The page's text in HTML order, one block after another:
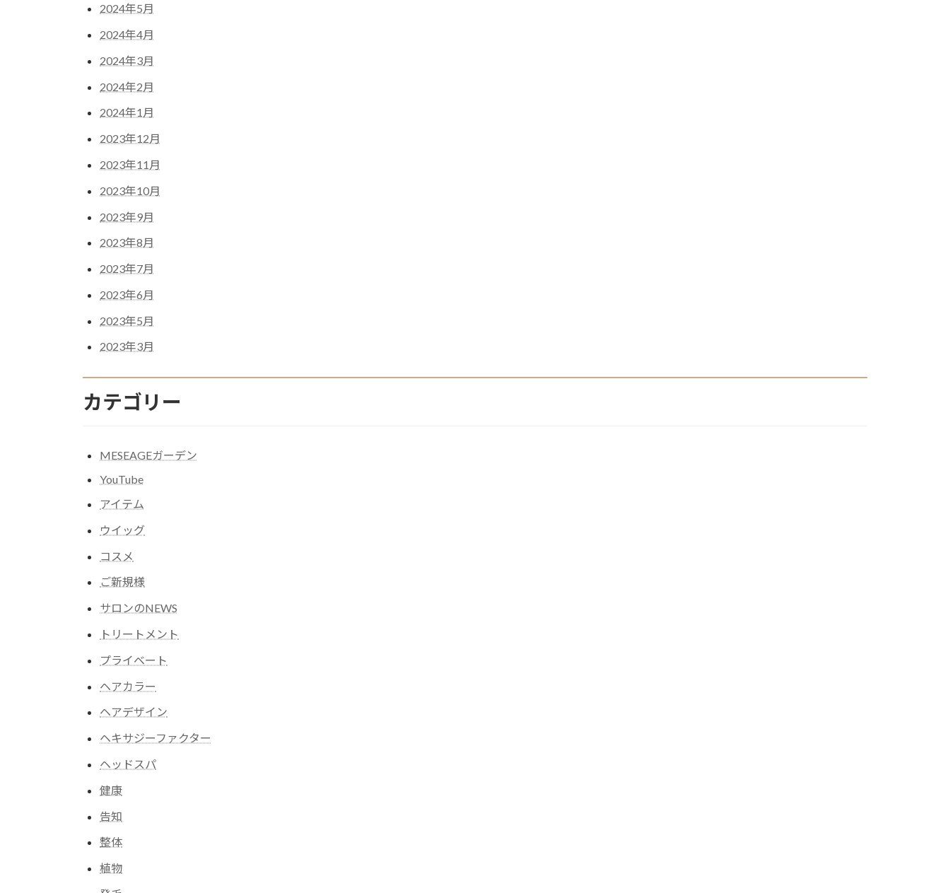
2024年5月
2024年4月
2024年3月
2024年2月
2024年1月
2023年12月
2023年11月
2023年10月
2023年9月
2023年8月
2023年7月
2023年6月
2023年5月
2023年3月
カテゴリー
MESEAGEガーデン
YouTube
アイテム
ウイッグ
コスメ
ご新規様
サロンのNEWS
トリートメント
プライベート
ヘアカラー
ヘアデザイン
ヘキサジーファクター
ヘッドスパ
健康
告知
整体
植物